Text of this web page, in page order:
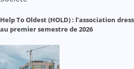
Help To Oldest (HOLD) : l’association
au premier semestre de 2026